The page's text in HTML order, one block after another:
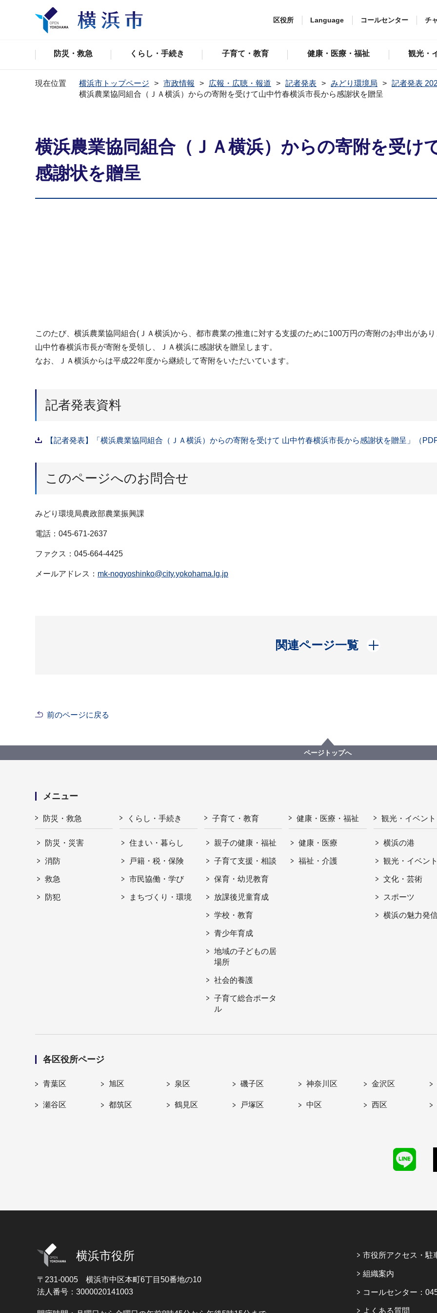
区役所 Language コールセンター チ
防災・救急 くらし・手続き 子育て・教育 健康・医療・福祉 観光・
現在位置 横浜市トップページ 市政情報 広報・広聴・報道 記者発表 みどり環境局
記者発表
横浜農業協同組合（ＪＡ横浜）からの寄附を受けて山中竹春横浜市長から感謝状を贈呈
横浜農業協同組合（ＪＡ横浜）からの寄附を受け
感謝状を贈呈
このたび、横浜農業協同組合(ＪＡ横浜)から、都市農業の推進に対する支援のために100万円の寄附のお申出があり
山中竹春横浜市長が寄附を受領し、ＪＡ横浜に感謝状を贈呈します。
なお、ＪＡ横浜からは平成22年度から継続して寄附をいただいています。
記者発表資料
【記者発表】「横浜農業協同組合（ＪＡ横浜）からの寄附を受けて 山中竹春横浜市長から感謝状を贈呈」（
このページへのお問合せ
みどり環境局農政部農業振興課
電話：045-671-2637
ファクス：045-664-4425
メールアドレス： mk-nogyoshinko@city.yokohama.lg.jp
関連ページ一覧
開く
前のページに戻る
ページトップへ
メニュー
防災・救急
防災・災害
消防
救急
防犯
くらし・手続き
住まい・暮らし
戸籍・税・保険
市民協働・学び
まちづくり・環境
子育て・教育
親子の健康・福祉
子育て支援・相談
保育・幼児教育
放課後児童育成
学校・教育
青少年育成
地域の子どもの居
場所
社会的養護
子育て総合ポータ
ル
健康・医療・福祉
健康・医療
福祉・介護
観光・イベント
横浜の港
観光・イベント
文化・芸術
スポーツ
横浜の魅力発
各区役所ページ
青葉区 旭区 泉区 磯子区 神奈川区 金沢区
瀬谷区 都筑区 鶴見区 戸塚区 中区 西区
横浜市役所
〒231-0005 横浜市中区本町6丁目50番地の10
法人番号：3000020141003
市役所アクセス・駐
組織案内
コールセンター：
よくある質問